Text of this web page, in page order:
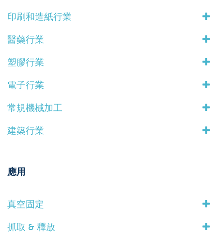
印刷和造紙行業
醫藥行業
塑膠行業
電子行業
常規機械加工
建築行業
應用
真空固定
抓取 & 釋放